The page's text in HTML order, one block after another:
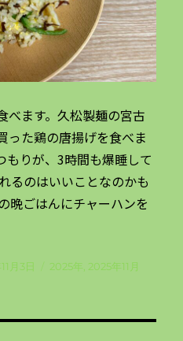
べます。久松製麺の宮古
った鶏の唐揚げを食べま
もりが、3時間も爆睡して
るのはいいことなのかも
晩ごはんにチャーハンを
月3日
カ
2025年 2025年11月